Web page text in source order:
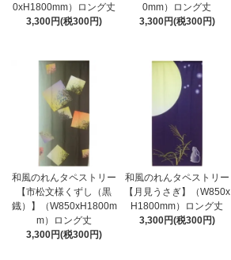
0xH1800mm）ロング丈
3,300円(税300円)
0mm）ロング丈
3,300円(税300円)
和風のれんタペストリー
【市松文様くずし（黒
鐡）】（W850xH1800m
m）ロング丈
3,300円(税300円)
和風のれんタペストリー
【月見うさぎ】（W850x
H1800mm）ロング丈
3,300円(税300円)